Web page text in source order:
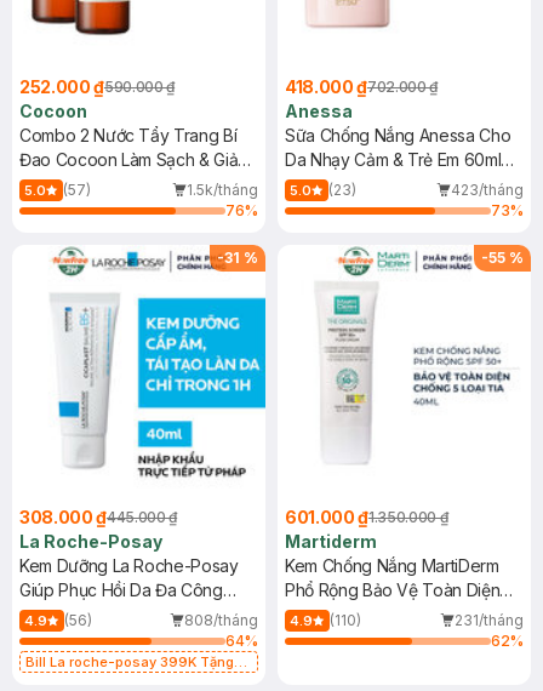
252.000 ₫590.000 ₫
Cocoon
Combo 2 Nước Tẩy Trang Bí
Đao Cocoon Làm Sạch & Giảm
Dầu 500ml
5.0 (57)
1.5k/tháng
76%
418.000 ₫702.000 ₫
Anessa
Sữa Chống Nắng Anessa Cho
Da Nhạy Cảm & Trẻ Em 60ml
(Mới)
5.0 (23)
423/tháng
73%
-31 %
308.000 ₫445.000 ₫
La Roche-Posay
Kem Dưỡng La Roche-Posay
Giúp Phục Hồi Da Đa Công
Dụng 40ml
4.9 (56)
808/tháng
64%
Bill La roche-posay 399K Tặng
-55 %
601.000 ₫1.350.000 ₫
Martiderm
Kem Chống Nắng MartiDerm
Phổ Rộng Bảo Vệ Toàn Diện
40ml
4.9 (110)
231/tháng
62%